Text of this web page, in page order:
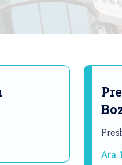
Ara